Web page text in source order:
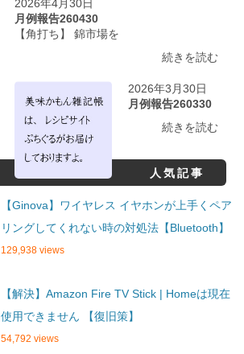
2026年4月30日
月例報告260430
【角打ち】 錦市場を
続きを読む
2026年3月30日
月例報告260330
続きを読む
人気記事
【Ginova】ワイヤレス イヤホンが上手くペア
リングしてくれない時の対処法【Bluetooth】
129,938 views
【解決】Amazon Fire TV Stick | Homeは現在
使用できません 【復旧策】
54,792 views